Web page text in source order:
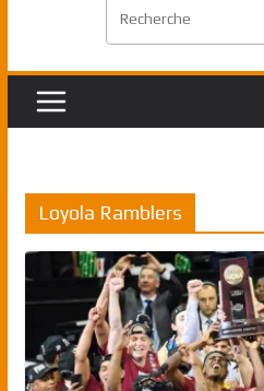
Pau Gasol dans
premier
Rudy Gobert,
Loyola Ramblers